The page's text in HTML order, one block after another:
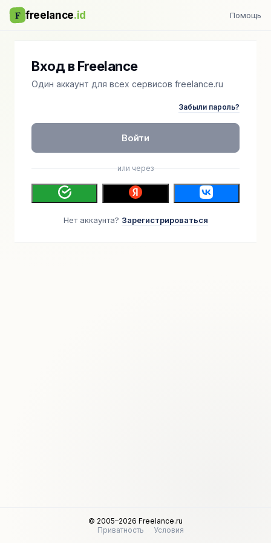
F freelance.id Помощь
Вход в Freelance
Один аккаунт для всех сервисов freelance.ru
Забыли пароль?
Войти
или через
Нет аккаунта? Зарегистрироваться
© 2005–2026 Freelance.ru
Приватность
Условия